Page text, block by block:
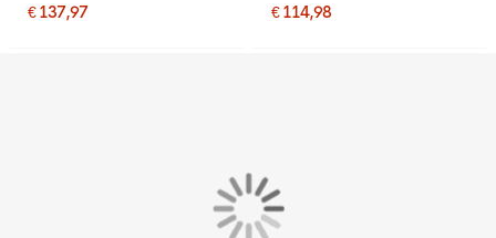
€ 137,97 € 114,98